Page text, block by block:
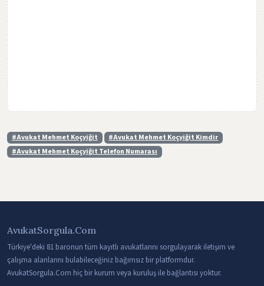
#Avukat Mehmet Koçyiğit
#Avukat Mehmet Koçyiğit Kimdir
#Avukat Mehmet Koçyiğit Telefon Numarası
AvukatSorgula.Com
Türkiye'deki 81 baronun tüm kayıtlı avukatlarını sorgulayarak iletişim ve
çalışma alanlarını bulabileceğiniz bağımsız bir platformdur.
AvukatSorgula.Com hiç bir kurum veya kuruluş ile bağlantısı yoktur.